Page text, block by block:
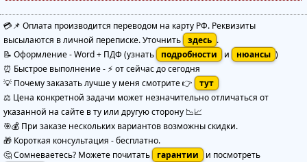
💳📌 Оплата производится переводом на карту РФ. Реквизиты
высылаются в личной переписке. Уточнить здесь .
📝 Оформление-Word + ПДФ (узнать подробности и нюансы )
⏰ Быстрое выполнение- ⚡ от сейчас до сегодня
💡 Почему заказать лучше у меня смотрите 👉
тут
⚖️ Цена конкретной задачи может незначительно отличаться от
указанной на сайте в ту или другую сторону 📉📈
🎯💰 При заказе нескольких вариантов возможны скидки.
🎁 Короткая консультация - бесплатно.
🤔 Сомневаетесь? Можете почитать
гарантии
и посмотреть